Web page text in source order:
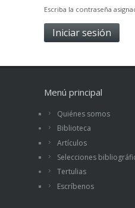
Escriba la contraseña
Menú principal
Quiénes somos
Biblioteca
Artículos
Selecciones
Tertulias
Escríbenos